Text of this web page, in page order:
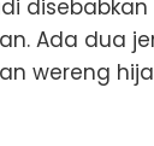
Ada dua
wereng